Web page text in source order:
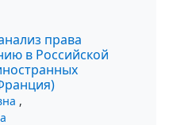
права
в Российской
,